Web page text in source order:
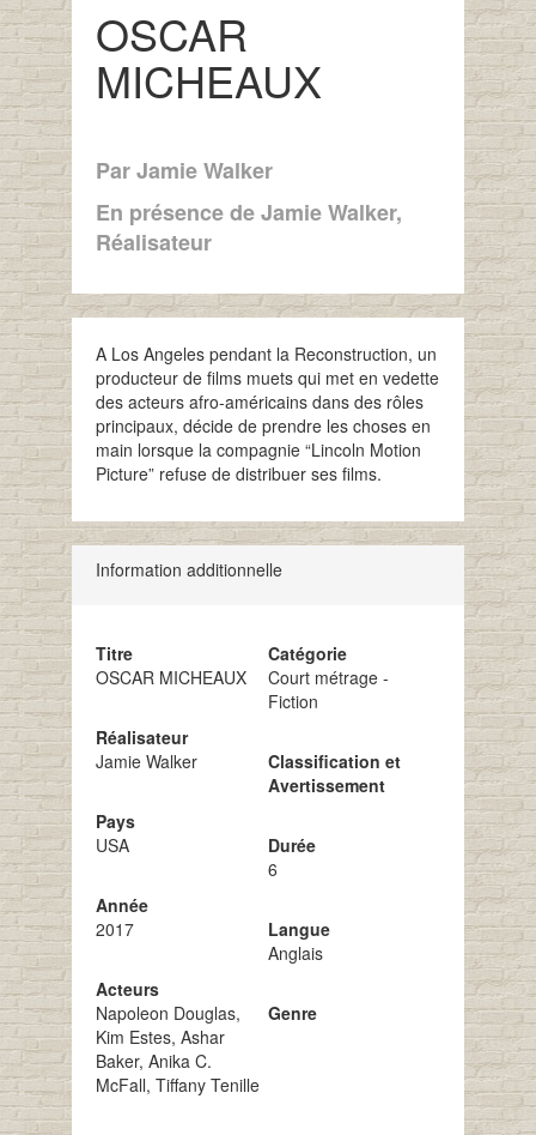
OSCAR
MICHEAUX
Par Jamie Walker
En présence de Jamie Walker,
Réalisateur
A Los Angeles pendant la Reconstruction, un
producteur de films muets qui met en vedette
des acteurs afro-américains dans des rôles
principaux, décide de prendre les choses en
main lorsque la compagnie “Lincoln Motion
Picture” refuse de distribuer ses films.
Information additionnelle
Titre
OSCAR MICHEAUX
Réalisateur
Jamie Walker
Pays
USA
Année
2017
Acteurs
Napoleon Douglas,
Kim Estes, Ashar
Baker, Anika C.
McFall, Tiffany Tenille
Catégorie
Court métrage -
Fiction
Classification et
Avertissement
Durée
6
Langue
Anglais
Genre